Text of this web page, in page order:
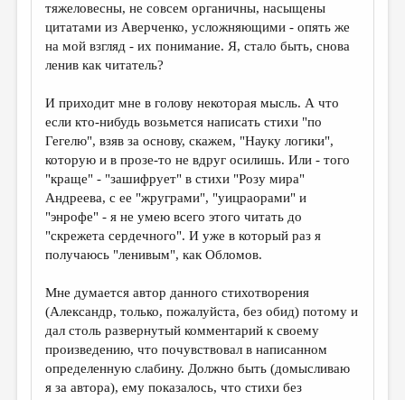
тяжеловесны, не совсем органичны, насыщены
цитатами из Аверченко, усложняющими - опять же
на мой взгляд - их понимание. Я, стало быть, снова
ленив как читатель?
И приходит мне в голову некоторая мысль. А что
если кто-нибудь возьмется написать стихи "по
Гегелю", взяв за основу, скажем, "Науку логики",
которую и в прозе-то не вдруг осилишь. Или - того
"краще" - "зашифрует" в стихи "Розу мира"
Андреева, с ее "жруграми", "уицраорами" и
"энрофе" - я не умею всего этого читать до
"скрежета сердечного". И уже в который раз я
получаюсь "ленивым", как Обломов.
Мне думается автор данного стихотворения
(Александр, только, пожалуйста, без обид) потому и
дал столь развернутый комментарий к своему
произведению, что почувствовал в написанном
определенную слабину. Должно быть (домысливаю
я за автора), ему показалось, что стихи без